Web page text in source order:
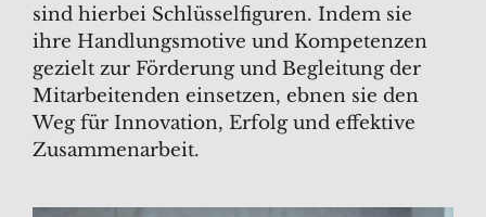
sind hierbei Schlüsselfiguren. Indem sie
ihre Handlungsmotive und Kompetenzen
gezielt zur Förderung und Begleitung der
Mitarbeitenden einsetzen, ebnen sie den
Weg für Innovation, Erfolg und effektive
Zusammenarbeit.